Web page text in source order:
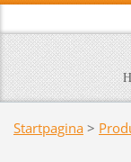
Startpagina >